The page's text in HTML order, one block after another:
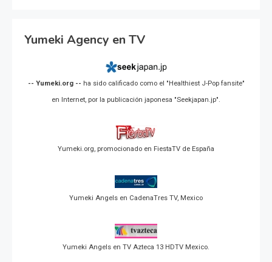
Yumeki Agency en TV
-- Yumeki.org -- ha sido calificado como el "Healthiest J-Pop fansite"
en Internet, por la publicación japonesa "Seekjapan.jp".
Yumeki.org, promocionado en FiestaTV de España
Yumeki Angels en CadenaTres TV, Mexico
Yumeki Angels en TV Azteca 13 HDTV Mexico.